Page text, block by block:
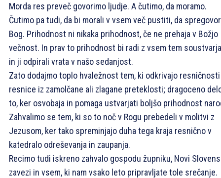
Morda res preveč govorimo ljudje. A čutimo, da moramo.
Čutimo pa tudi, da bi morali v vsem več pustiti, da
Bog. Prihodnost ni nikaka prihodnost, če ne prehaja v Božjo
večnost. In prav to prihodnost bi radi z vsem tem
in ji odpirali vrata v našo sedanjost.
Zato dodajmo toplo hvaležnost tem, ki odkrivajo
resnice iz zamolčane ali zlagane preteklosti; dragoceno
to, ker osvobaja in pomaga ustvarjati boljšo prihodnost
Zahvalimo se tem, ki so to noč v Rogu prebedeli v molitvi z
Jezusom, ker tako spreminjajo duha tega kraja resnično v
katedralo odreševanja in zaupanja.
Recimo tudi iskreno zahvalo gospodu župniku, Novi
zavezi in vsem, ki nam vsako leto pripravljate tole srečanje.